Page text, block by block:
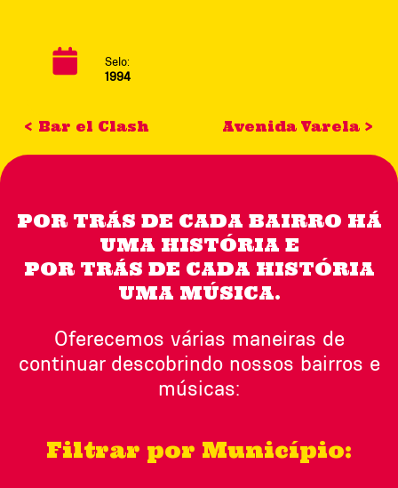
Selo:
1994
< Bar el Clash Avenida Varela >
POR TRÁS DE CADA BAIRRO HÁ
UMA HISTÓRIA E
POR TRÁS DE CADA HISTÓRIA
UMA MÚSICA.
Oferecemos várias maneiras de
continuar descobrindo nossos bairros e
músicas:
Filtrar por Município: